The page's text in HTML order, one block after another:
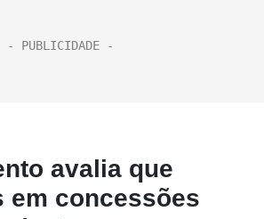
avalia que
em concessões